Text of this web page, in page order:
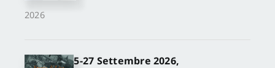
2026
5-27 Settembre 2026,